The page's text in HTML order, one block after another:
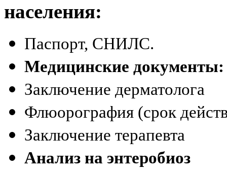
населения:
Паспорт, СНИЛС.
Медицинские документы:
Заключение дерматолога
Флюорография (срок
Заключение терапевта
Анализ на энтеробиоз